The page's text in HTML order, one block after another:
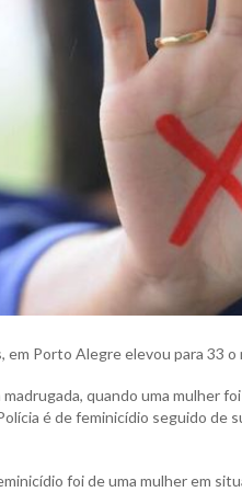
em Porto Alegre elevou para 33
quando uma mulher
é de feminicídio seguido de
foi de uma mulher em